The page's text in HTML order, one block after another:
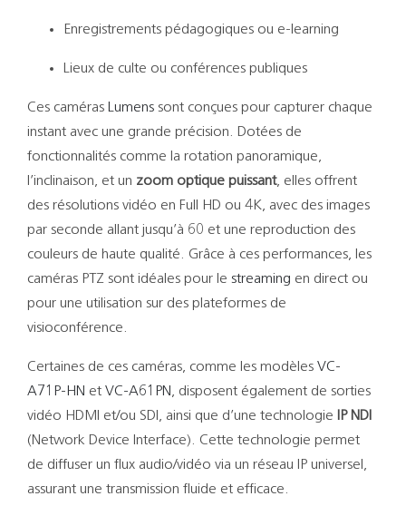
Enregistrements pédagogiques ou e-learning
Lieux de culte ou conférences publiques
Ces caméras Lumens sont conçues pour capturer chaque
instant avec une grande précision. Dotées de
fonctionnalités comme la rotation panoramique,
l’inclinaison, et un zoom optique puissant, elles offrent
des résolutions vidéo en Full HD ou 4K, avec des images
par seconde allant jusqu’à 60 et une reproduction des
couleurs de haute qualité. Grâce à ces performances, les
caméras PTZ sont idéales pour le streaming en direct ou
pour une utilisation sur des plateformes de
visioconférence.
Certaines de ces caméras, comme les modèles VC-
A71P-HN et VC-A61PN, disposent également de sorties
vidéo HDMI et/ou SDI, ainsi que d’une technologie IP NDI
(Network Device Interface). Cette technologie permet
de diffuser un flux audio/vidéo via un réseau IP universel,
assurant une transmission fluide et efficace.